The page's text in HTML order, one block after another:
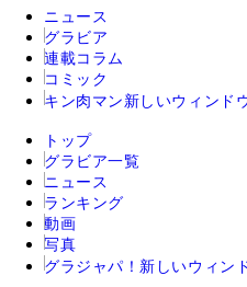
ニュース
グラビア
連載コラム
コミック
キン肉マン 新しいウィンド
トップ
グラビア一覧
ニュース
ランキング
動画
写真
グラジャパ！ 新しいウィン